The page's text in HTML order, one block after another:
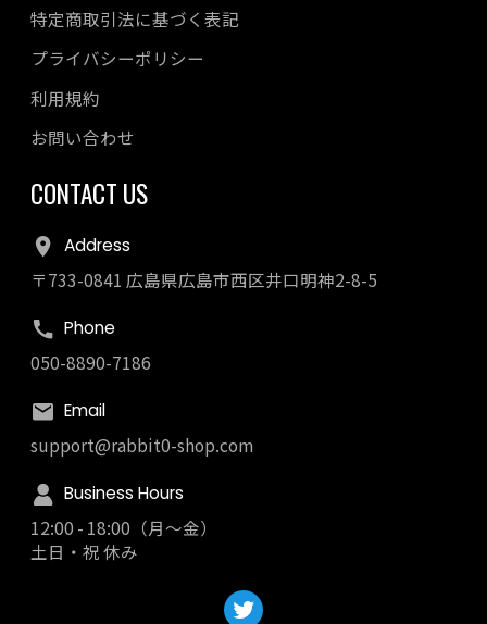
特定商取引法に基づく表記
プライバシーポリシー
利用規約
お問い合わせ
CONTACT US
Address
〒733-0841 広島県広島市西区井口明神2-8-5
Phone
050-8890-7186
Email
support@rabbit0-shop.com
Business Hours
12:00 - 18:00（月～金）
土日・祝 休み